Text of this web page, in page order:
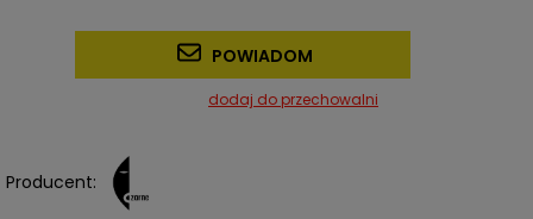
POWIADOM
dodaj do przechowalni
Producent: